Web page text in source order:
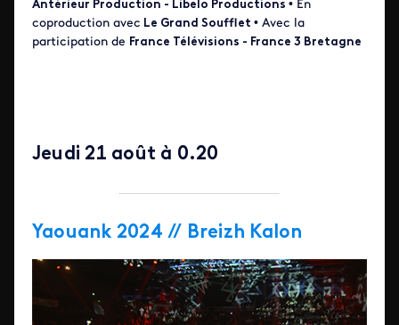
Antérieur Production - Libelo Productions • En
coproduction avec Le Grand Soufflet • Avec la
participation de France Télévisions - France 3 Bretagne
Jeudi 21 août à 0.20
Yaouank 2024 // Breizh Kalon